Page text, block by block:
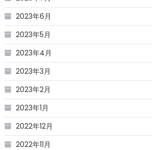
2023年6月
2023年5月
2023年4月
2023年3月
2023年2月
2023年1月
2022年12月
2022年11月